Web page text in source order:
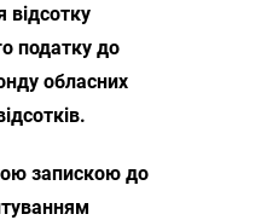
відсотку
податку до
обласних
запискою до